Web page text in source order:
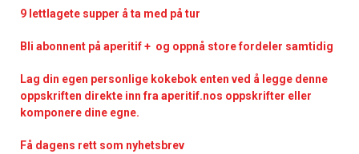
9 lettlagete supper å ta med på tur
Bli abonnent på aperitif + og oppnå store fordeler samtidig
Lag din egen personlige kokebok enten ved å legge denne
oppskriften direkte inn fra aperitif.nos oppskrifter eller
komponere dine egne.
Få dagens rett som nyhetsbrev